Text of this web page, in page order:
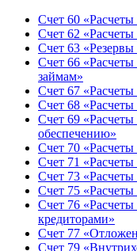
Счет 60
Счет 62 «Расчеты
Счет 63
Счет 66
займам»
Счет 67
Счет 68
Счет 69
обеспечению»
Счет 70 «Расчеты
Счет 71
Счет 73
Счет 75 «Расчеты
Счет 76
кредиторами»
Счет 77
Счет 79